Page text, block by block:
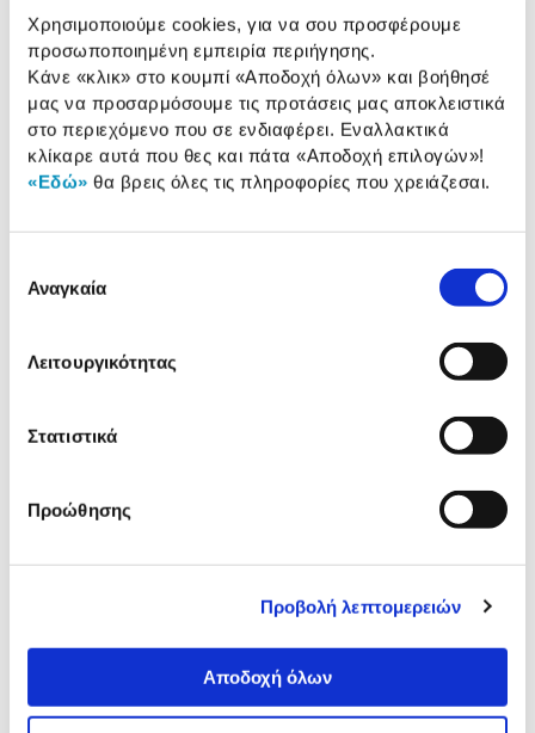
Χρησιμοποιούμε cookies, για να σου προσφέρουμε
προσωποποιημένη εμπειρία περιήγησης.
Κάνε «κλικ» στο κουμπί «Αποδοχή όλων» και βοήθησέ
μας να προσαρμόσουμε τις προτάσεις μας αποκλειστικά
στο περιεχόμενο που σε ενδιαφέρει. Εναλλακτικά
κλίκαρε αυτά που θες και πάτα «Αποδοχή επιλογών»!
«Εδώ» θα βρεις όλες τις πληροφορίες που χρειάζεσαι.
συγκατάθεσης
Αναγκαία
Λειτουργικότητας
Στατιστικά
Προώθησης
Προβολή λεπτομερειών
Αποδοχή όλων
Apple Pencil (1st Generation) 2022
119,00 €
Προσθήκη
Apple Pencil USB-C
παρουσίαση
Αναλυτική παρουσίαση
Προδιαγραφές
Χαρακτηριστικά
Δες τι κλίκαραν όσοι είδαν το ίδιο
προϊόν με εσένα!